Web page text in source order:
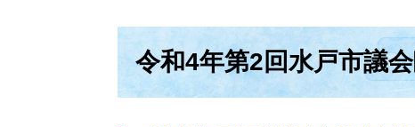
令和4年第2回水戸市議